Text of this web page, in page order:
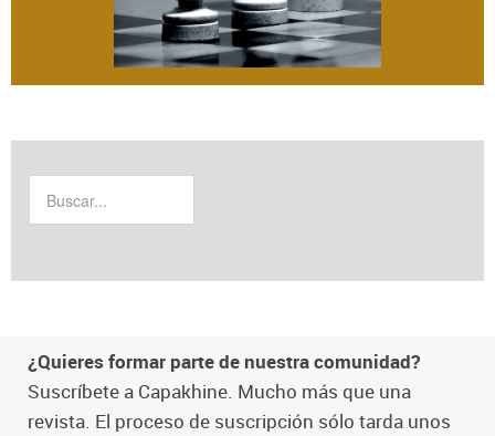
¿Quieres formar parte de nuestra comunidad?
Suscríbete a Capakhine. Mucho más que una
revista. El proceso de suscripción sólo tarda unos